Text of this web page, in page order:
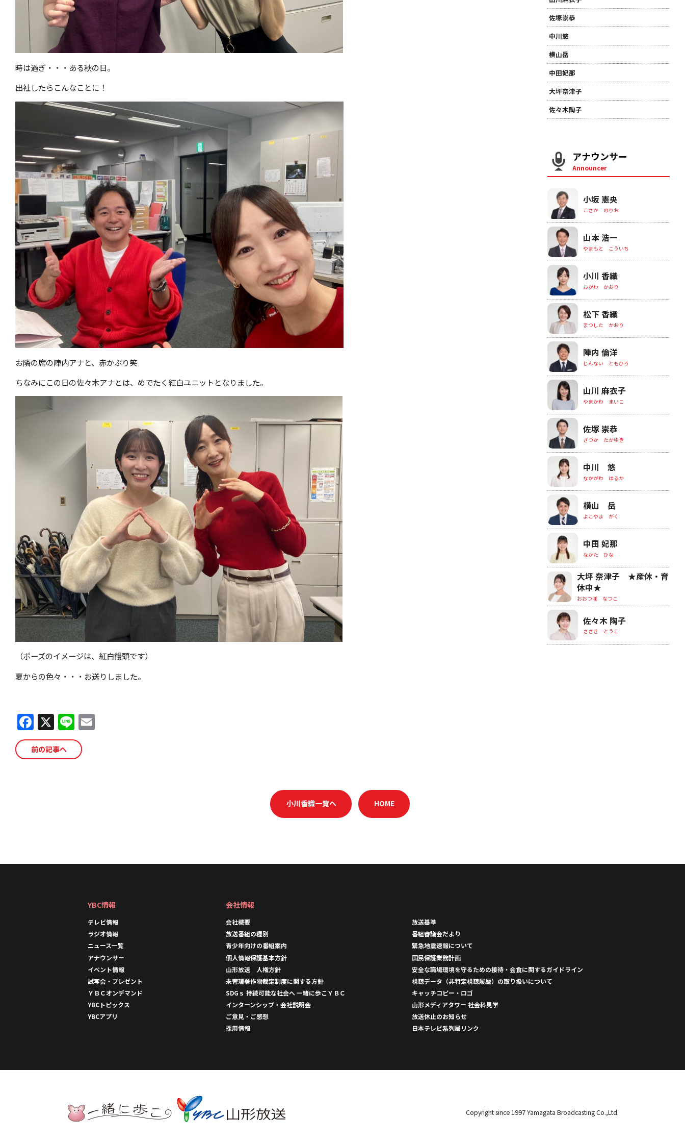
時は過ぎ・・・ある秋の日。
出社したらこんなことに！
お隣の席の陣内アナと、赤かぶり笑
ちなみにこの日の佐々木アナとは、めでたく紅白ユニットとなりました。
（ポーズのイメージは、紅白饅頭です）
夏からの色々・・・お送りしました。
F
a
c
X Li
n
e
前の記事へ
佐塚崇恭
中川悠
横山岳
中田妃那
大坪奈津子
佐々木陶子
アナウンサー
Announcer
小坂 憲央
こさか のりお
山本 浩一
やまもと こういち
小川 香織
おがわ かおり
松下 香織
まつした かおり
陣内 倫洋
じんない ともひろ
山川 麻衣子
やまかわ まいこ
佐塚 崇恭
さつか たかゆき
中川 悠
なかがわ はるか
横山 岳
よこやま がく
中田 妃那
なかた ひな
大坪 奈津子 ★産休・育
休中★
おおつぼ なつこ
佐々木 陶子
ささき とうこ
小川香織一覧へ HOME
YBC情報
テレビ情報
ラジオ情報
ニュース一覧
アナウンサー
イベント情報
試写会・プレゼント
ＹＢＣオンデマンド
YBCトピックス
YBCアプリ
会社情報
会社概要
放送基準
放送番組の種別
番組審議会だより
青少年向けの番組案内
緊急地震速報について
個人情報保護基本方針
国民保護業務計画
山形放送 人権方針
安全な職場環境を守るための接待・会食に関するガイドライン
未管理著作物裁定制度に関する方針
視聴データ（非特定視聴履歴）の取り扱いについて
SDGｓ 持続可能な社会へ 一緒に歩こＹＢＣ
キャッチコピー・ロゴ
インターンシップ・会社説明会
山形メディアタワー 社会科見学
ご意見・ご感想
放送休止のお知らせ
採用情報
日本テレビ系列局リンク
Copyright since 1997 Yamagata Broadcasting Co.,Ltd.